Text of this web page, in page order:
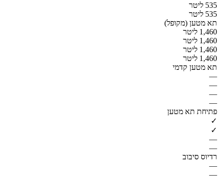
535 ליטר
535 ליטר
תא מטען (מקופל)
1,460 ליטר
1,460 ליטר
1,460 ליטר
1,460 ליטר
תא מטען קדמי
—
—
—
—
פתיחת תא מטען
✓
✓
—
—
רדיוס סיבוב
—
—